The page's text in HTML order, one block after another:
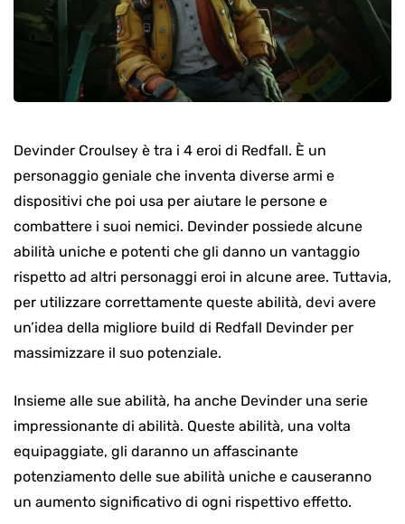
Devinder Croulsey è tra i 4 eroi di Redfall. È un
personaggio geniale che inventa diverse armi e
dispositivi che poi usa per aiutare le persone e
combattere i suoi nemici. Devinder possiede alcune
abilità uniche e potenti che gli danno un vantaggio
rispetto ad altri personaggi eroi in alcune aree. Tuttavia,
per utilizzare correttamente queste abilità, devi avere
un’idea della migliore build di Redfall Devinder per
massimizzare il suo potenziale.
Insieme alle sue abilità, ha anche Devinder una serie
impressionante di abilità. Queste abilità, una volta
equipaggiate, gli daranno un affascinante
potenziamento delle sue abilità uniche e causeranno
un aumento significativo di ogni rispettivo effetto.